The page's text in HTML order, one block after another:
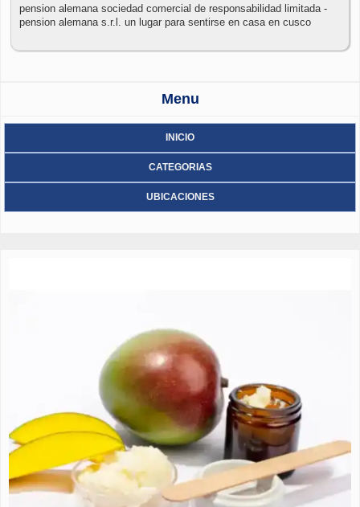
pension alemana sociedad comercial de responsabilidad limitada -
pension alemana s.r.l. un lugar para sentirse en casa en cusco
Menu
INICIO
CATEGORIAS
UBICACIONES